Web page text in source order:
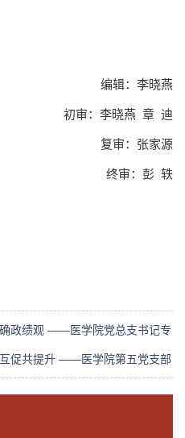
编辑：李晓燕
初审：李晓燕 章 迪
复审：张家源
终审：彭 轶
政绩观 ——医学院党总支书记专
促共提升 ——医学院第五党支部
开展党建联学联建主题党日活动